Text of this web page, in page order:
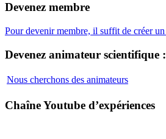
Devenez membre
Pour devenir membre, il suffit de créer
Devenez animateur
Nous cherchons des animateurs
Chaîne Youtube d’expériences